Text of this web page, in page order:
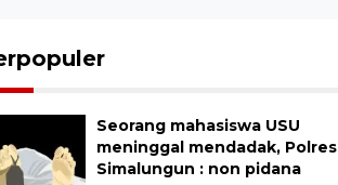
Seorang mahasiswa USU
meninggal mendadak, Polres
Simalungun : non pidana